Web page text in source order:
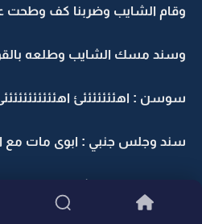
وقام الشايب وضربنا كف وطحت
وسند مسك الشايب وطلعه
سوسن : اهئئئئئئئئ
سند وجلس جنبي : ابوى مات مع